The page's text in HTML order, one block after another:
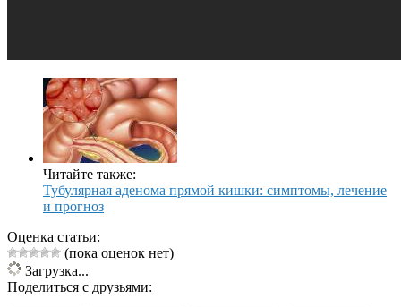
Читайте также:
Тубулярная аденома прямой кишки: симптомы, лечение
и прогноз
Оценка статьи:
(пока оценок нет)
Загрузка...
Поделиться с друзьями: